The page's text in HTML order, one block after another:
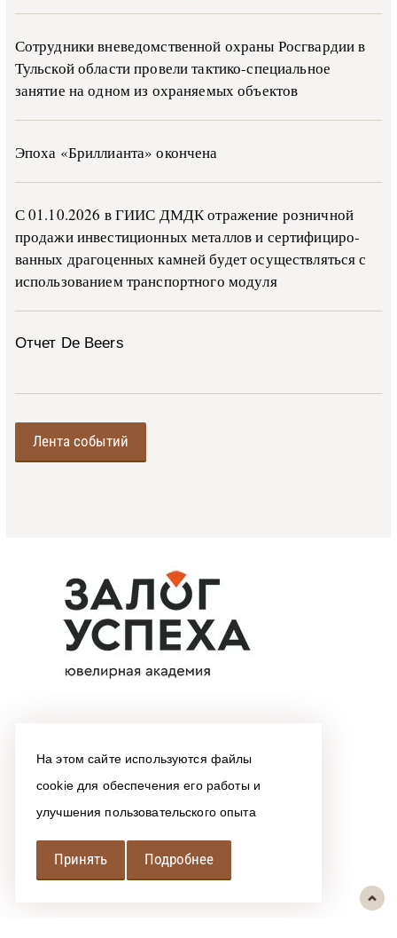
На этом сайте используются файлы
cookie для обеспечения его работы и
улучшения пользовательского опыта
Принять Подробнее
Сотрудники вневедомственной охраны Росгвардии в
Тульской области провели тактико-специальное
занятие на одном из охраняемых объектов
Эпоха «Бриллианта» окончена
С 01.10.2026 в ГИИС ДМДК от­ра­же­ние роз­ни­ч­ной
про­да­жи ин­ве­сти­ци­он­ных ме­тал­лов и сер­ти­фи­ци­ро­
ван­ных дра­го­цен­ных ка­м­ней бу­дет осу­ще­ств­лять­ся с
ис­поль­зо­ва­ни­ем тран­с­пор­т­но­го мо­ду­ля
Отчет De Beers
Лента событий